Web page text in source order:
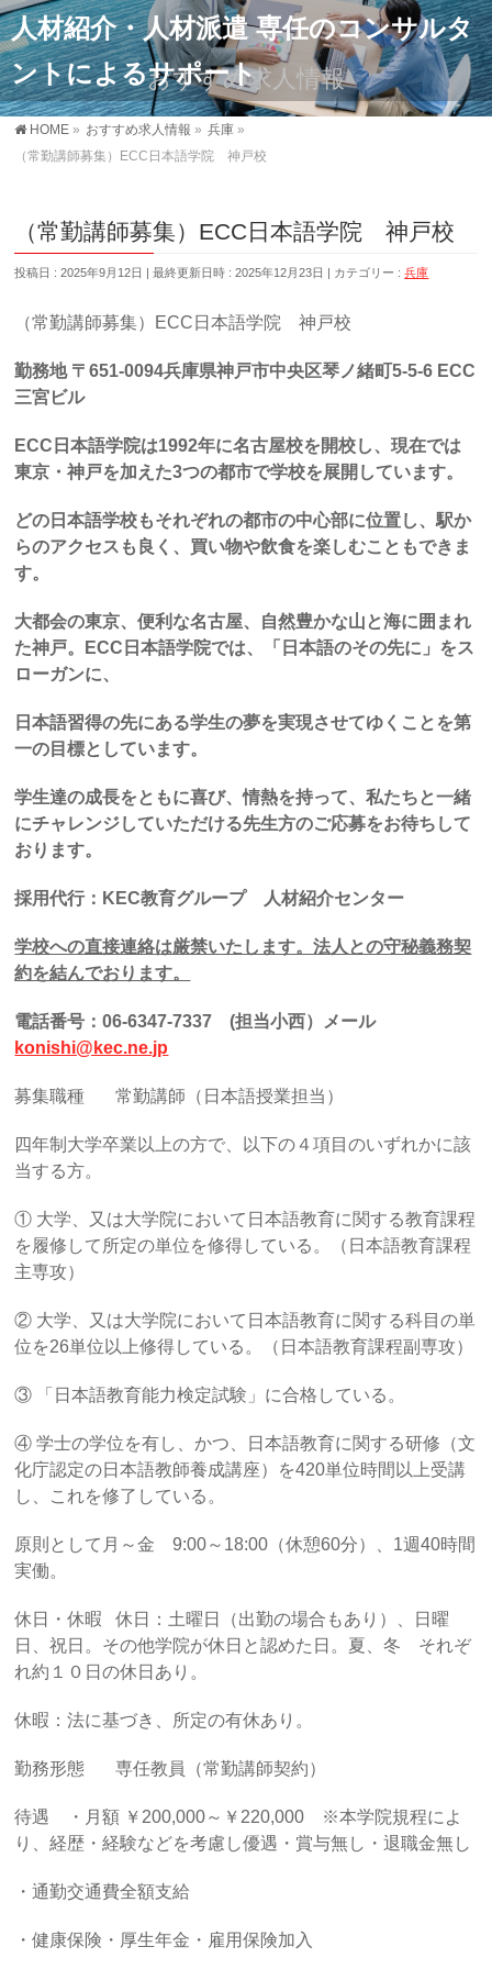
人材紹介・人材派遣 専任のコンサルタ
ントによるサポート
おすすめ求人情報
HOME » おすすめ求人情報 » 兵庫 »
（常勤講師募集）ECC日本語学院 神戸校
（常勤講師募集）ECC日本語学院 神戸校
投稿日 : 2025年9月12日 最終更新日時 : 2025年12月23日 カテゴリー :兵庫
（常勤講師募集）ECC日本語学院 神戸校
勤務地 〒651-0094兵庫県神戸市中央区琴ノ緒町5-5-6 ECC
三宮ビル
ECC 日本語学院は1992年に名古屋校を開校し、現在では
東京・神戸を加えた3つの都市で学校を展開しています。
どの日本語学校もそれぞれの都市の中心部に位置し、駅か
らのアクセスも良く、買い物や飲食を楽しむこともできま
す。
大都会の東京、便利な名古屋、自然豊かな山と海に囲まれ
た神戸。ECC日本語学院では、「日本語のその先に」をス
ローガンに、
日本語習得の先にある学生の夢を実現させてゆくことを第
一の目標としています。
学生達の成長をともに喜び、情熱を持って、私たちと一緒
にチャレンジしていただける先生方のご応募をお待ちして
おります。
採用代行：KEC教育グループ 人材紹介センター
学校への直接連絡は厳禁いたします。法人との守秘義務契
約を結んでおります。
電話番号：06-6347-7337 (担当小西）メール
konishi@kec.ne.jp
募集職種 常勤講師（日本語授業担当）
四年制大学卒業以上の方で、以下の４項目のいずれかに該
当する方。
① 大学、又は大学院において日本語教育に関する教育課程
を履修して所定の単位を修得している。（日本語教育課程
主専攻）
② 大学、又は大学院において日本語教育に関する科目の単
位を26単位以上修得している。（日本語教育課程副専攻）
③ 「日本語教育能力検定試験」に合格している。
④ 学士の学位を有し、かつ、日本語教育に関する研修（文
化庁認定の日本語教師養成講座）を420単位時間以上受講
し、これを修了している。
原則として月～金 9:00～18:00（休憩60分）、1週40時間
実働。
休日・休暇 休日：土曜日（出勤の場合もあり）、日曜
日、祝日。その他学院が休日と認めた日。夏、冬 それぞ
れ約１０日の休日あり。
休暇：法に基づき、所定の有休あり。
勤務形態 専任教員（常勤講師契約）
待遇 ・月額 ￥200,000～￥220,000 ※本学院規程によ
り、経歴・経験などを考慮し優遇・賞与無し・退職金無し
・通勤交通費全額支給
・健康保険・厚生年金・雇用保険加入